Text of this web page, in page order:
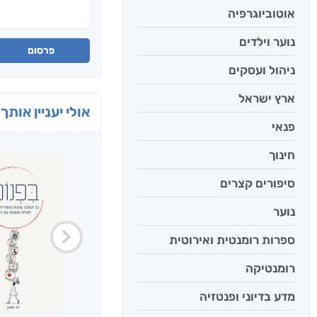
אוטוביוגרפיה
נוער וילדים
ניהול ועסקים
ארץ ישראל
פנאי
חינוך
סיפורים קצרים
נוער
ספרות רומנטית ואירוטית
רומנטיקה
מדע בדיוני ופנטזיה
פרסום
אולי יעניין